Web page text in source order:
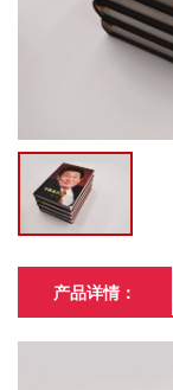
产品详情：